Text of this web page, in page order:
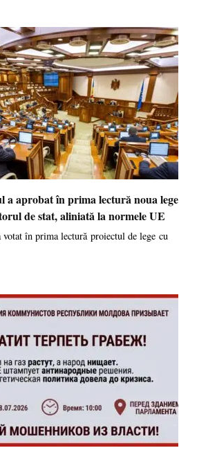
a aprobat în prima lectură noua lege
de stat, aliniată la normele UE
votat în prima lectură proiectul de lege cu